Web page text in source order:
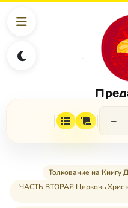
−
Толкование на Книгу
ЧАСТЬ ВТОРАЯ Церковь